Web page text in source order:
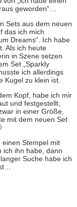
geworden“…
Sets aus dem neuen
das ich mich
Dreams“. Ich habe
Als ich heute
in Szene setzen
Set „Sparkly
ich allerdings
Kugel zu klein ist.
Kopf, habe ich mir
und festgestellt,
in einer Größe,
mit dem neuen Set
einen Stempel mit
ich ihn habe, dann
Suche habe ich